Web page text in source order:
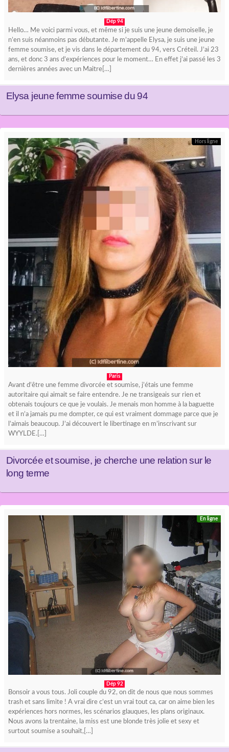
Dép 94
Hello… Me voici parmi vous, et même si je suis une jeune demoiselle, je
n’en suis néanmoins pas débutante. Je m’appelle Elysa, je suis une jeune
femme soumise, et je vis dans le département du 94, vers Créteil. J’ai 23
ans, et donc 3 ans d’expériences pour le moment… En effet j’ai passé les 3
dernières années avec un Maitre[…]
Elysa jeune femme soumise du 94
Hors ligne
Paris
Avant d’être une femme divorcée et soumise, j’étais une femme
autoritaire qui aimait se faire entendre. Je ne transigeais sur rien et
obtenais toujours ce que je voulais. Je menais mon homme à la baguette
et il n’a jamais pu me dompter, ce qui est vraiment dommage parce que je
l’aimais beaucoup. J’ai découvert le libertinage en m’inscrivant sur
WYYLDE.[…]
Divorcée et soumise, je cherche une relation sur le
long terme
En ligne
Dép 92
Bonsoir a vous tous. Joli couple du 92, on dit de nous que nous sommes
trash et sans limite ! A vrai dire c’est un vrai tout ca, car on aime bien les
expériences hors normes, les scénarios glauques, les plans originaux.
Nous avons la trentaine, la miss est une blonde très jolie et sexy et
surtout soumise a souhait,[…]